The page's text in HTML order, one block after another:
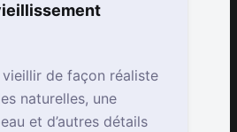
de façon réaliste
naturelles, une
et d’autres détails